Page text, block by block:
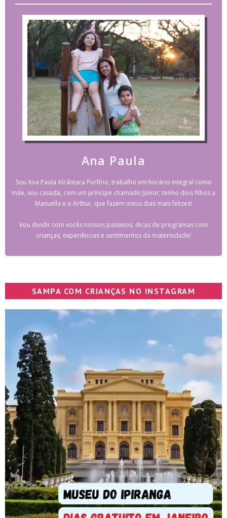
Ana Paula
Sou Ana Paula Alcântara Porfírio, trabalho em horário integral como
mãe, sou casada, com um príncipe chamado Júnior, tenho dois filhos a
Manuella e o Arthur, que fazem meus dias mais felizes!
Vou dividir com vocês nossos passeios, dicas de programas com
crianças, experiências e sentimentos da maternidade!
SAMPA COM CRIANÇAS NO INSTAGRAM